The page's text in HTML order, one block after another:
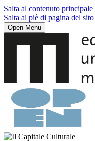
Salta al contenuto principale
Salta al piè di pagina del sito
Open Menu